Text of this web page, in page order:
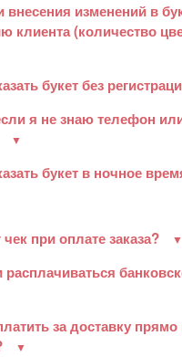
изменений в
клиента (количество
букет без
я не знаю телефон
букет в ночное
при оплате заказа?
за доставку прямо